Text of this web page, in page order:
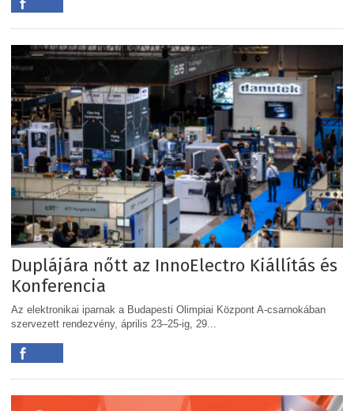
Duplájára nőtt az InnoElectro Kiállítás és
Konferencia
Az elektronikai iparnak a Budapesti Olimpiai Központ A-csarnokában
szervezett rendezvény, április 23–25-ig, 29...